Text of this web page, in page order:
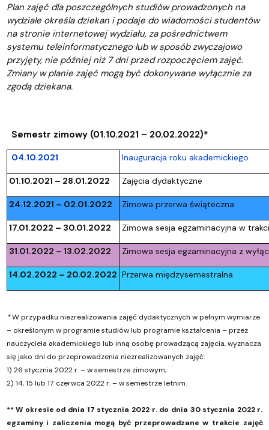
Plan zajęć dla poszczególnych studiów prowadzonych na
wydziale określa dziekan i podaje do wiadomości studentów
na stronie internetowej wydziału, za pośrednictwem
systemu teleinformatycznego lub w sposób zwyczajowo
przyjęty, nie później niż 7 dni przed rozpoczęciem zajęć.
Zmiany w planie zajęć mogą być dokonywane wyłącznie za
zgodą dziekana.
Semestr zimowy (01.10.2021 – 20.02.2022)*
04.10.2021 Inauguracja roku akademickiego
01.10.2021 – 28.01.2022 Zajęcia dydaktyczne
24.12.2021 – 02.01.2022 Zimowa przerwa świąteczna
17.01.2022 – 30.01.2022 Zimowa sesja egzaminacyjna w
31.01.2022 – 13.02.2022 Zimowa sesja egzaminacyjna z
14.02.2022 – 20.02.2022 Przerwa międzysemestralna
*W przypadku niezrealizowania zajęć dydaktycznych w pełnym wymiarze
– określonym w programie studiów lub programie kształcenia – przez
nauczyciela akademickiego lub inną osobę prowadzącą zajęcia, wyznacza
się jako dni do przeprowadzenia niezrealizowanych zajęć:
1) 26 stycznia 2022 r. – w semestrze zimowym;
2) 14, 15 lub 17 czerwca 2022 r. – w semestrze letnim.
** W okresie od dnia 17 stycznia 2022 r. do dnia 30 stycznia 2022 r.
egzaminy i zaliczenia mogą być przeprowadzane w trakcie zajęć